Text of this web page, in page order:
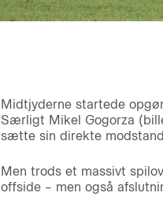
Midtjyderne startede
Særligt Mikel Gogorza
sætte sin direkte
Men trods et massivt
offside – men også